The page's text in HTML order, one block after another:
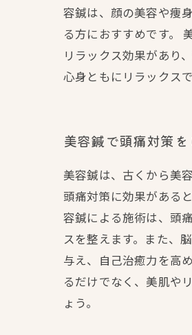
容鍼は、顔の美容や痩
る方におすすめです。
リラックス効果があり
心身ともにリラックス
美容鍼で頭痛対策を
美容鍼は、古くから美
頭痛対策に効果がある
容鍼による施術は、頭
スを整えます。また、
与え、自己治癒力を高
るだけでなく、美肌や
ょう。